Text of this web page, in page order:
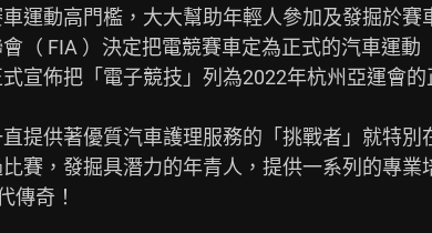
運動高門檻，大大幫助年輕人參加及發掘於
會（ FIA ）決定把電競賽車定為正式的汽車運
宣佈把「電子競技」列為2022年杭州亞運會的
提供著優質汽車護理服務的「挑戰者」就特
賽，發掘具潛力的年青人，提供一系列的專
傳奇！